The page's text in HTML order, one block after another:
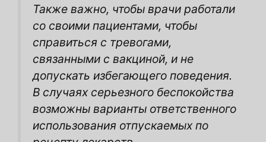
Также важно, чтобы врачи работали
со своими пациентами, чтобы
справиться с тревогами,
связанными с вакциной, и не
допускать избегающего поведения.
В случаях серьезного беспокойства
возможны варианты ответственного
использования отпускаемых по